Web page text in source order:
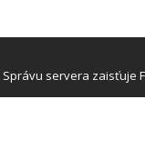
Správu servera zaisťuje